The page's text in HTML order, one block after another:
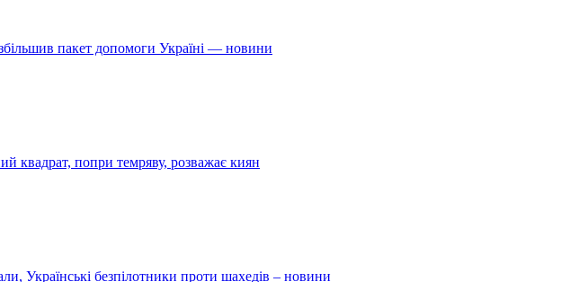
пакет допомоги Україні — новини
квадрат, попри темряву, розважає киян
Українські безпілотники проти шахедів – новини